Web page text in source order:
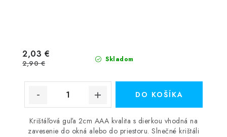
Skladom
2,03 €
2,90 €
DO KOŠÍKA
Krištáľová guľa 2cm AAA kvalita s dierkou vhodná na
zavesenie do okná alebo do priestoru. Slnečné krištáli